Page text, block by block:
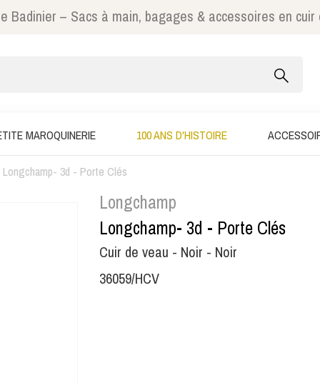
Badinier – Sacs à main, bagages & accessoires en cuir
MAROQUINERIE 100 ANS D'HISTOIRE
Longchamp- 3d - Porte Clés
Longchamp
Longchamp- 3d - Porte Clés
Cuir de veau - Noir - Noir
36059/HCV